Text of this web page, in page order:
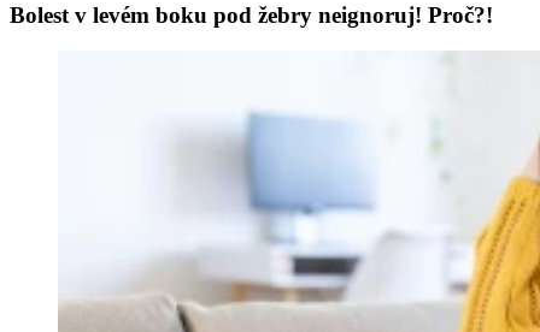
Bolest v levém boku pod žebry neignoruj! Proč?!